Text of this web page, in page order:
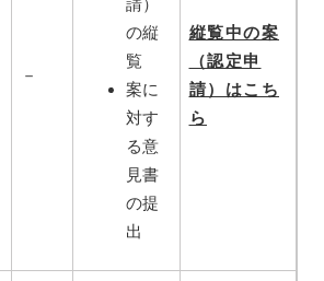
－
の縦
覧
案に
対す
る意
見書
の提
出
縦覧中の案
（認定申
請）はこち
ら